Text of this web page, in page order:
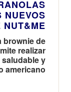
NUEVOS
NUT&ME
brownie de
realizar
y
americano